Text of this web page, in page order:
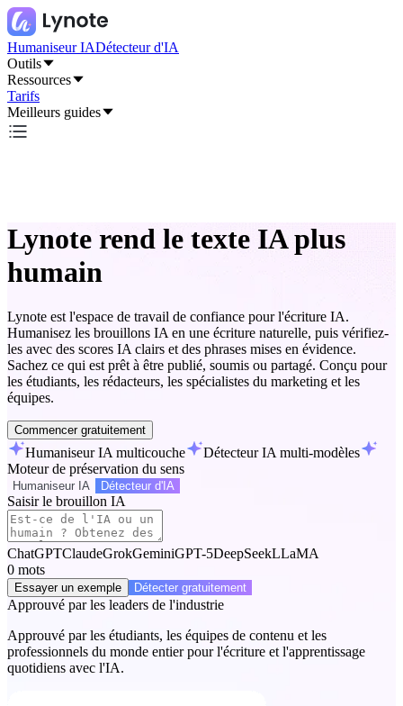
Humaniseur IADétecteur d'IA
Outils
Ressources
Tarifs
Meilleurs guides
Lynote rend le texte IA plus
humain
Lynote est l'espace de travail de confiance pour l'écriture IA.
Humanisez les brouillons IA en une écriture naturelle, puis vérifiez-
les avec des scores IA clairs et des phrases mises en évidence.
Sachez ce qui est prêt à être publié, soumis ou partagé. Conçu pour
les étudiants, les rédacteurs, les spécialistes du marketing et les
équipes.
Commencer gratuitement
Humaniseur IA multicouche
Détecteur IA multi-modèles
Moteur de préservation du sens
Humaniseur IA Détecteur d'IA
Saisir le brouillon IA
ChatGPTClaudeGrokGeminiGPT-5DeepSeekLLaMA
0 mots
Essayer un exemple Détecter gratuitement
Approuvé par les leaders de l'industrie
Approuvé par les étudiants, les équipes de contenu et les
professionnels du monde entier pour l'écriture et l'apprentissage
quotidiens avec l'IA.